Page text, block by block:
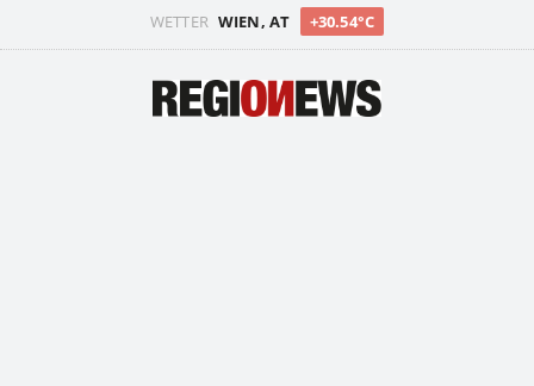
WETTER WIEN, AT +30.54°C